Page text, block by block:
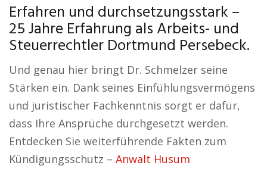
Erfahren und durchsetzungsstark –
25 Jahre Erfahrung als Arbeits- und
Steuerrechtler Dortmund Persebeck.
Und genau hier bringt Dr. Schmelzer seine
Stärken ein. Dank seines Einfühlungsvermögens
und juristischer Fachkenntnis sorgt er dafür,
dass Ihre Ansprüche durchgesetzt werden.
Entdecken Sie weiterführende Fakten zum
Kündigungsschutz – Anwalt Husum